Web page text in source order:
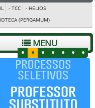
- TCC
- HELIOS
(PERGAMUM)
MENU